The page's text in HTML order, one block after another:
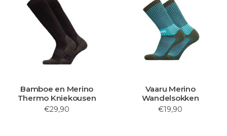
Bamboe en Merino
Thermo Kniekousen
€29,90
Vaaru Merino
Wandelsokken
€19,90